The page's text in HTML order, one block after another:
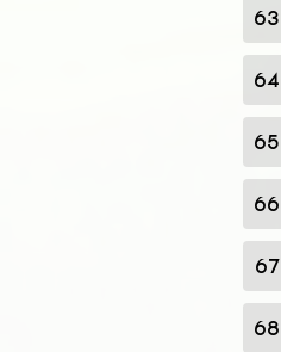
63
64
65
66
67
68